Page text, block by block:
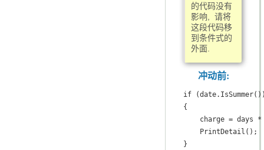
的代码没有
影响, 请将
这段代码移
到条件式的
外面.
冲动前:
if
{
charge = days
    PrintDetail();
}